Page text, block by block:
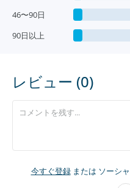
46〜90日
90日以上
レビュー (0)
今すぐ登録または ソーシ